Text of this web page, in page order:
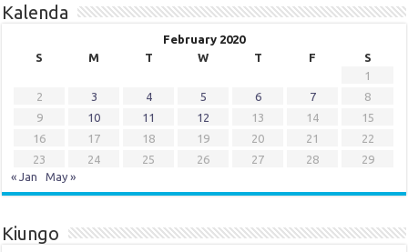
Kalenda
February 2020
S
M T W T F
S
1
2
3 4 5 6 7
8
9
10 11 12 13 14
15
16
17 18 19 20 21
22
23
24 25 26 27 28
29
« Jan
May »
Kiungo